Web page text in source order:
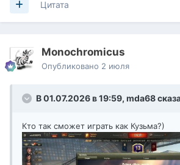
Цитата
Monochromicus
Опубликовано 2 июля
В 01.07.2026 в 19:59, mda68
Кто так сможет играть как Кузьма?)